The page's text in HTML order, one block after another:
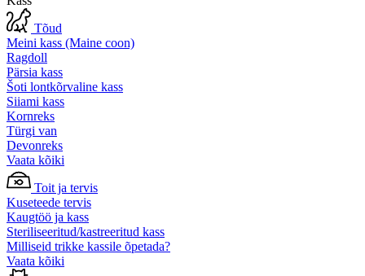
Tõud
Meini kass (Maine coon)
Ragdoll
Pärsia kass
Šoti lontkõrvaline kass
Siiami kass
Kornreks
Türgi van
Devonreks
Vaata kõiki
Toit ja tervis
Kuseteede tervis
Kaugtöö ja kass
Steriliseeritud/kastreeritud kass
Milliseid trikke kassile õpetada?
Vaata kõiki